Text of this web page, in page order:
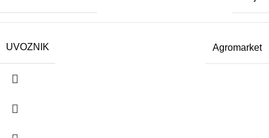
UVOZNIK Agromarket